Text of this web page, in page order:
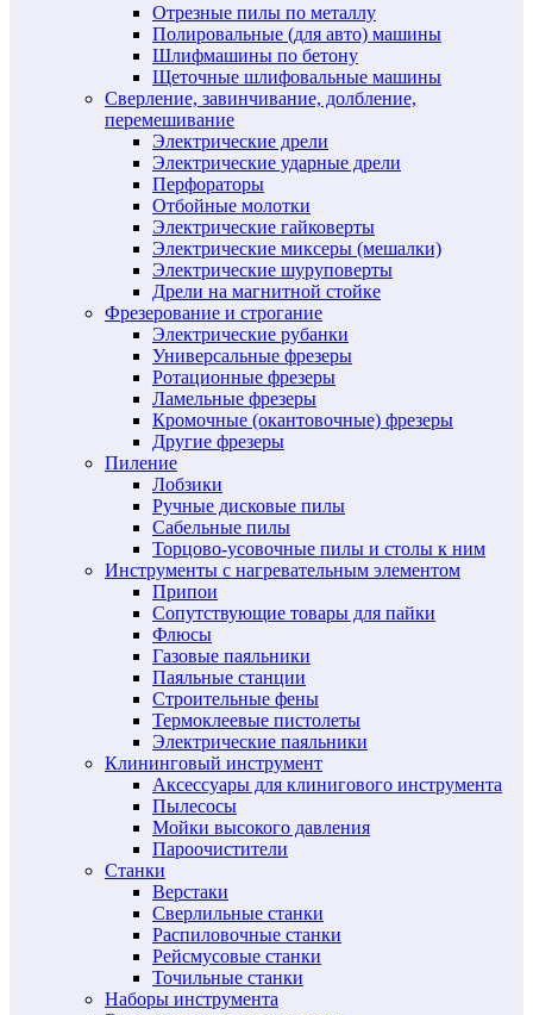
Отрезные пилы по металлу
Полировальные (для авто) машины
Шлифмашины по бетону
Щеточные шлифовальные машины
Сверление, завинчивание, долбление,
перемешивание
Электрические дрели
Электрические ударные дрели
Перфораторы
Отбойные молотки
Электрические гайковерты
Электрические миксеры (мешалки)
Электрические шуруповерты
Дрели на магнитной стойке
Фрезерование и строгание
Электрические рубанки
Универсальные фрезеры
Ротационные фрезеры
Ламельные фрезеры
Кромочные (окантовочные) фрезеры
Другие фрезеры
Пиление
Лобзики
Ручные дисковые пилы
Сабельные пилы
Торцово-усовочные пилы и столы к ним
Инструменты с нагревательным элементом
Припои
Сопутствующие товары для пайки
Флюсы
Газовые паяльники
Паяльные станции
Строительные фены
Термоклеевые пистолеты
Электрические паяльники
Клининговый инструмент
Аксессуары для клинигового инструмента
Пылесосы
Мойки высокого давления
Пароочистители
Станки
Верстаки
Сверлильные станки
Распиловочные станки
Рейсмусовые станки
Точильные станки
Наборы инструмента